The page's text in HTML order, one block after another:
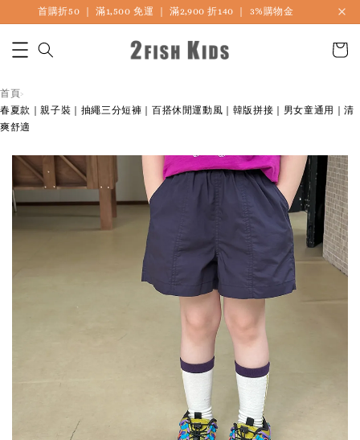
首購折50 ｜ 滿1,500 免運 ｜ 滿2,900 折140 ｜ 3%購物金
首頁›
春夏款｜親子裝｜抽繩三分短褲｜百搭休閒運動風｜韓版拼接｜男女童通用｜清
爽舒適